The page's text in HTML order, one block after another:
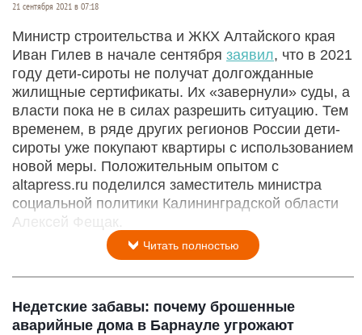
21 сентября 2021 в 07:18
Министр строительства и ЖКХ Алтайского края
Иван Гилев в начале сентября заявил, что в 2021
году дети-сироты не получат долгожданные
жилищные сертификаты. Их «завернули» суды, а
власти пока не в силах разрешить ситуацию. Тем
временем, в ряде других регионов России дети-
сироты уже покупают квартиры с использованием
новой меры. Положительным опытом с
altapress.ru поделился заместитель министра
социальной политики Калининградской области
Алексей Фещак.
Читать полностью
Недетские забавы: почему брошенные
аварийные дома в Барнауле угрожают